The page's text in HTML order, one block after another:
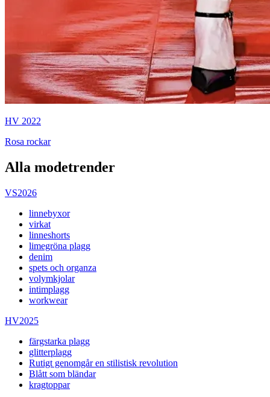
HV 2022
Rosa rockar
Alla modetrender
VS2026
linnebyxor
virkat
linneshorts
limegröna plagg
denim
spets och organza
volymkjolar
intimplagg
workwear
HV2025
färgstarka plagg
glitterplagg
Rutigt genomgår en stilistisk revolution
Blått som bländar
kragtoppar